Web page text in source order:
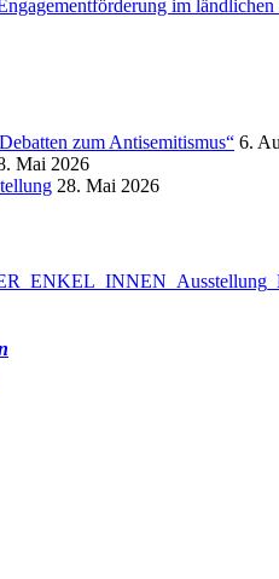
im ländlichen
zum Antisemitismus“ 6.
Mai 2026
28. Mai 2026